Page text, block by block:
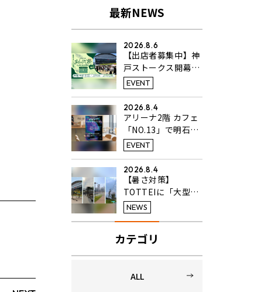
最新NEWS
2026.8.6
【出店者募集中】神
戸ストークス開幕戦
同日開催のフードフ
ェス「KANSAIまん
ぷく祭 in TOTTEI
PARK」開催決定！
EVENT
2026.8.4
アリーナ2階 カフェ
「NO.13」で明石高
校美術科3年生のア
ート作品展を開催中
EVENT
2026.8.4
【暑さ対策】
TOTTEIに「大型タ
ーフテント」と「ひ
んやりミスト」を設
NEWS
カテゴリ
ALL